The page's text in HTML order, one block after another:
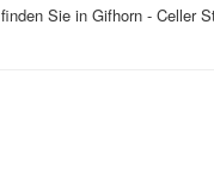
Sie in Gifhorn - Celler